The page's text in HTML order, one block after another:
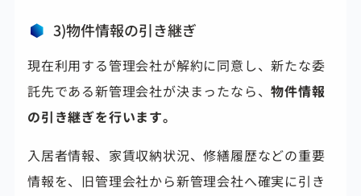
3)物件情報の引き継ぎ
現在利用する管理会社が解約に同意し、新たな委
託先である新管理会社が決まったなら、物件情報
の引き継ぎを行います。
入居者情報、家賃収納状況、修繕履歴などの重要
情報を、旧管理会社から新管理会社へ確実に引き